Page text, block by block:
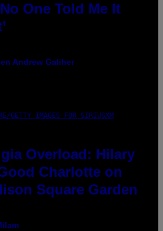
One Told Me It
Andrew Galiher
GETTY IMAGES FOR SIRIUSXM
Overload: Hilary
Charlotte on
Square Garden